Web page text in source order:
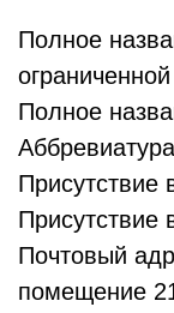
Полное
Полное
Присутствие
Присутствие
Почтовый
помещение